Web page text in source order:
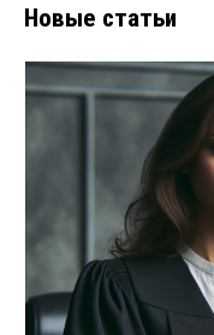
Новые статьи